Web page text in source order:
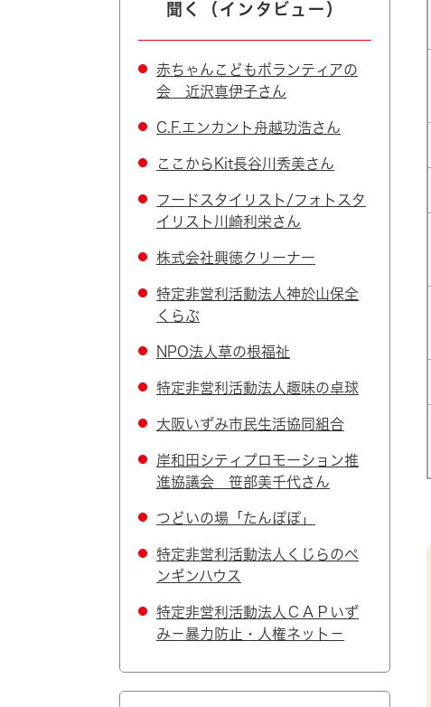
聞く（インタビュー）
赤ちゃんこどもボランティアの
会 近沢真伊子さん
C.F.エンカント舟越功浩さん
ここからKit長谷川秀美さん
フードスタイリスト/フォトスタ
イリスト川崎利栄さん
株式会社興徳クリーナー
特定非営利活動法人神於山保全
くらぶ
NPO法人草の根福祉
特定非営利活動法人趣味の卓球
大阪いずみ市民生活協同組合
岸和田シティプロモーション推
進協議会 笹部美千代さん
つどいの場「たんぽぽ」
特定非営利活動法人くじらのペ
ンギンハウス
特定非営利活動法人ＣＡＰいず
み－暴力防止・人権ネット－